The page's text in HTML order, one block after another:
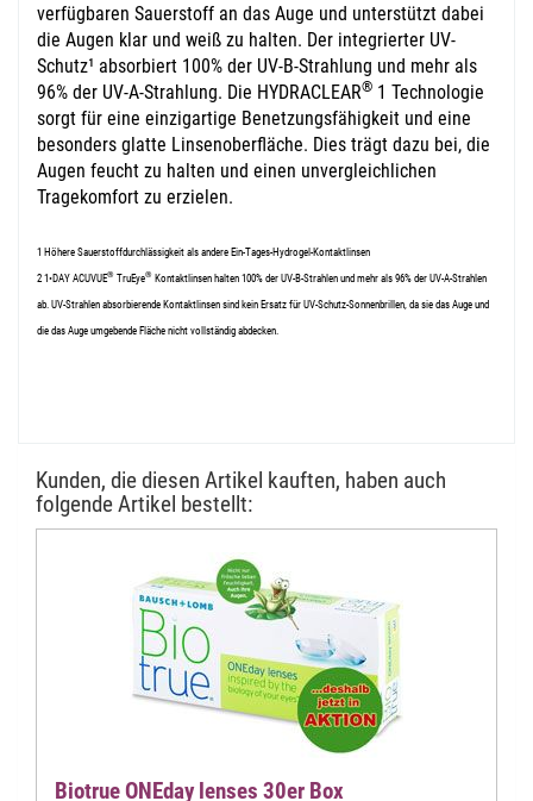
verfügbaren Sauerstoff an das Auge und unterstützt dabei
die Augen klar und weiß zu halten. Der integrierter UV-
Schutz¹ absorbiert 100% der UV-B-Strahlung und mehr als
96% der UV-A-Strahlung. Die HYDRACLEAR® 1 Technologie
sorgt für eine einzigartige Benetzungsfähigkeit und eine
besonders glatte Linsenoberfläche. Dies trägt dazu bei, die
Augen feucht zu halten und einen unvergleichlichen
Tragekomfort zu erzielen.
1 Höhere Sauerstoffdurchlässigkeit als andere Ein-Tages-Hydrogel-Kontaktlinsen
2 1•DAY ACUVUE® TruEye® Kontaktlinsen halten 100% der UV-B-Strahlen und mehr als 96% der UV-A-Strahlen
ab. UV-Strahlen absorbierende Kontaktlinsen sind kein Ersatz für UV-Schutz-Sonnenbrillen, da sie das Auge und
die das Auge umgebende Fläche nicht vollständig abdecken.
Kunden, die diesen Artikel kauften, haben auch
folgende Artikel bestellt:
Biotrue ONEday lenses 30er Box